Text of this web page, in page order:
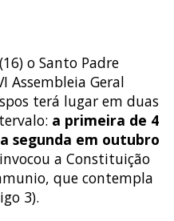
o Santo Padre
Assembleia Geral
terá lugar em duas
a primeira de 4
a segunda em outubro
a Constituição
que contempla
3).